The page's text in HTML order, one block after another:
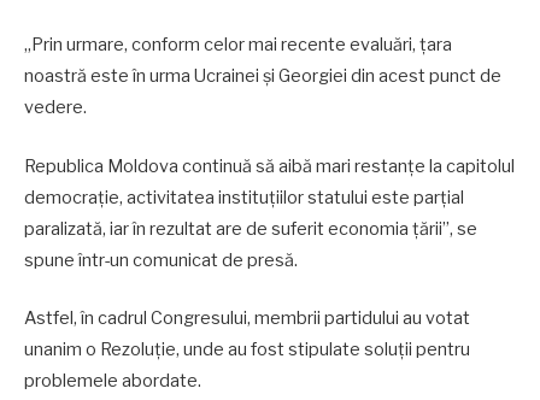
„Prin urmare, conform celor mai recente evaluări, ţara
noastră este în urma Ucrainei şi Georgiei din acest punct de
vedere.
Republica Moldova continuă să aibă mari restanțe la capitolul
democrație, activitatea instituțiilor statului este parțial
paralizată, iar în rezultat are de suferit economia țării”, se
spune într-un comunicat de presă.
Astfel, în cadrul Congresului, membrii partidului au votat
unanim o Rezoluție, unde au fost stipulate soluții pentru
problemele abordate.